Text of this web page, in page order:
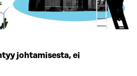
johtamisesta, ei